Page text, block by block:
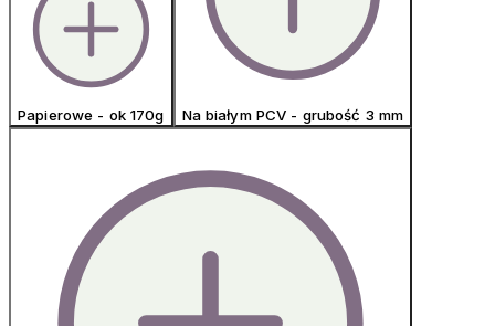
Papierowe - ok 170g Na białym PCV - grubość 3 mm